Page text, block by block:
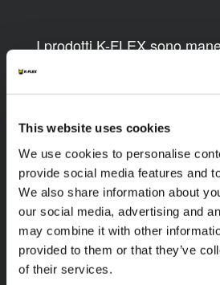
This website uses cookies
We use cookies to personalise
provide social media features and
We also share information about
our social media, advertising and
may combine it with other
provided to them or that they’ve
of their services.
I prodotti K-FLEX sono
montare, disponibili in
realizzati grazie a